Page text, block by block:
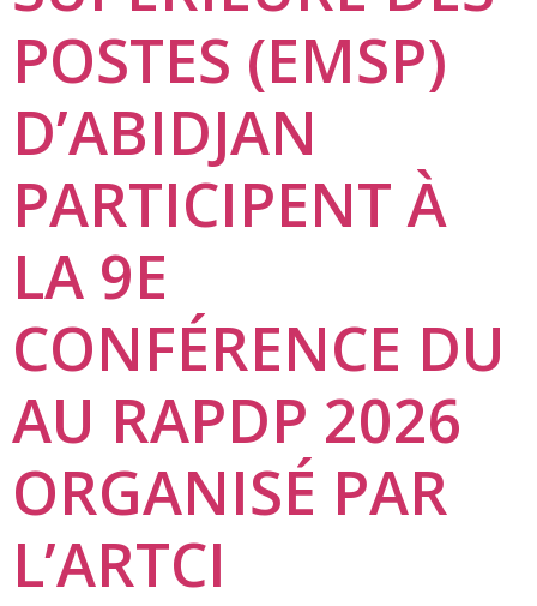
POSTES (EMSP)
D’ABIDJAN
PARTICIPENT À
LA 9E
CONFÉRENCE DU
AU RAPDP 2026
ORGANISÉ PAR
L’ARTCI